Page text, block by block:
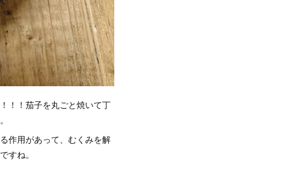
！！茄子を丸ごと焼いて丁
作用があって、むくみを解
すね。